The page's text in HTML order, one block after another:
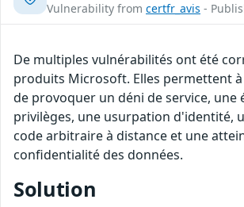
Vulnerability from certfr_avis -
De multiples vulnérabilités ont été
produits Microsoft. Elles permettent
de provoquer un déni de service, une
privilèges, une usurpation d'identité,
code arbitraire à distance et une
confidentialité des données.
Solution